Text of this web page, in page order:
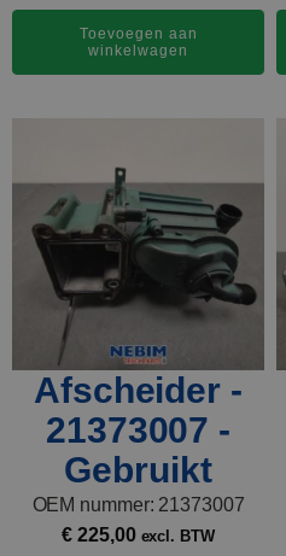
Toevoegen aan
winkelwagen
Afscheider -
21373007 -
Gebruikt
OEM nummer: 21373007
€ 225,00 excl. BTW